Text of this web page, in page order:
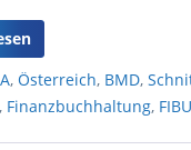
,Österreich, BMD,
, Finanzbuchhaltung,